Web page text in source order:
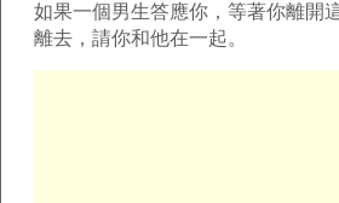
如果一個男生答應你，等著你離開
離去，請你和他在一起。